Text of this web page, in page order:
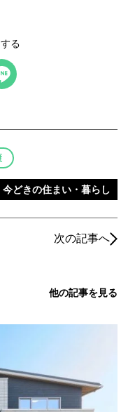
る
今どきの住まい・暮らし
次の記事へ
他の記事を見る